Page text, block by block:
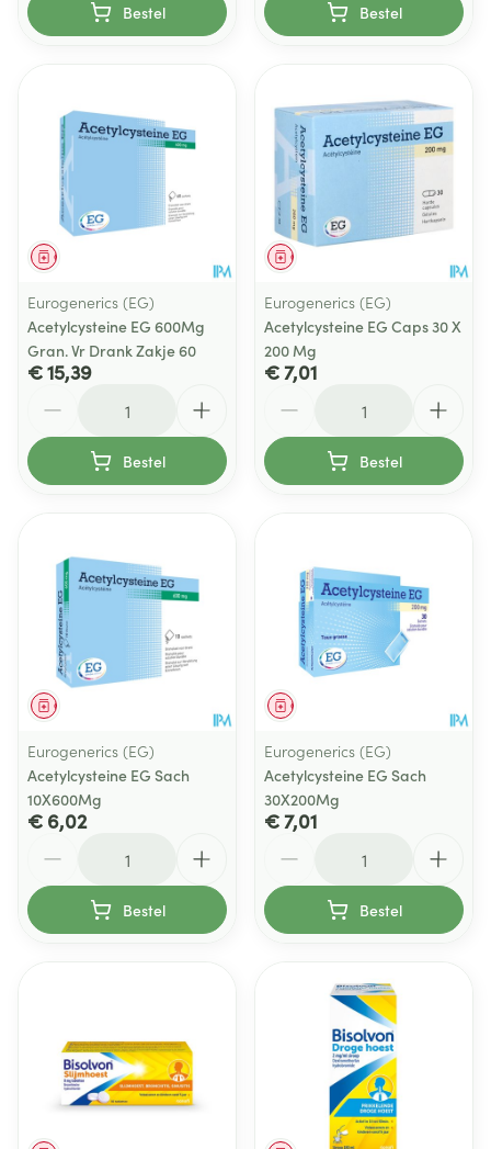
Bestel Bestel
Geneesmiddel
Eurogenerics (EG)
Acetylcysteine EG 600Mg
Gran. Vr Drank Zakje 60
€ 15,39
Bestel
Geneesmiddel
Eurogenerics (EG)
Acetylcysteine EG Caps 30 X
200 Mg
€ 7,01
Bestel
Geneesmiddel
Eurogenerics (EG)
Acetylcysteine EG Sach
10X600Mg
€ 6,02
Bestel
Geneesmiddel
Eurogenerics (EG)
Acetylcysteine EG Sach
30X200Mg
€ 7,01
Bestel